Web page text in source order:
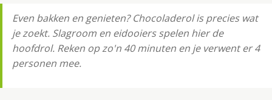
Even bakken en genieten? Chocoladerol is precies wat
je zoekt. Slagroom en eidooiers spelen hier de
hoofdrol. Reken op zo'n 40 minuten en je verwent er 4
personen mee.